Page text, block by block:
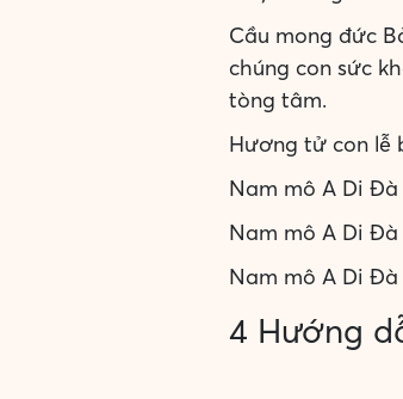
Cầu mong đức
chúng con sức
tòng tâm.
Hương tử con lễ
Nam mô A Di Đà
Nam mô A Di Đà
Nam mô A Di Đà
4 Hướng